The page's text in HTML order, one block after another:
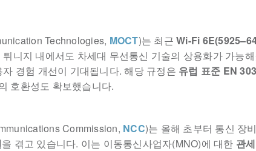
Technologies, MOCT)는 최근 Wi-Fi
니지 내에서도 차세대 무선통신 기술의 상용화가 가능
경험 개선이 기대됩니다. 해당 규정은 유럽 표준 EN
호환성도 확보했습니다.
Commission, NCC)는 올해 초부터 통신 장
을 겪고 있습니다. 이는 이동통신사업자(MNO)에 대한 관